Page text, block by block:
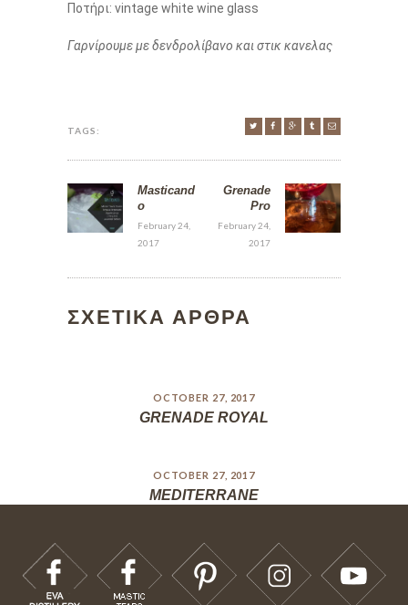
Ποτήρι: vintage white wine glass
Γαρνίρουμε με δενδρολίβανο και στικ κανελας
TAGS:
Masticand
o
February 24,
2017
Grenade
Pro
February 24,
2017
ΣΧΕΤΙΚΑ ΑΡΘΡΑ
OCTOBER 27, 2017
GRENADE ROYAL
OCTOBER 27, 2017
MEDITERRANE